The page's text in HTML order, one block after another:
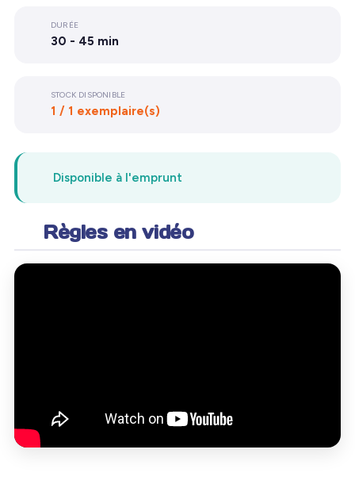
DURÉE
30 - 45 min
STOCK DISPONIBLE
1 / 1 exemplaire(s)
Disponible à l'emprunt
Règles en vidéo